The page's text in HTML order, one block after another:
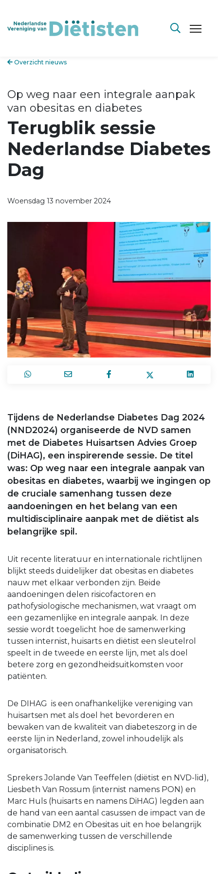
Overzicht nieuws
Op weg naar een integrale aanpak
van obesitas en diabetes
Terugblik sessie
Nederlandse Diabetes
Dag
Woensdag 13 november 2024
Tijdens de Nederlandse Diabetes Dag 2024
(NND2024) organiseerde de NVD samen
met de Diabetes Huisartsen Advies Groep
(DiHAG), een inspirerende sessie. De titel
was: Op weg naar een integrale aanpak van
obesitas en diabetes, waarbij we ingingen op
de cruciale samenhang tussen deze
aandoeningen en het belang van een
multidisciplinaire aanpak met de diëtist als
belangrijke spil.
Uit recente literatuur en internationale richtlijnen
blijkt steeds duidelijker dat obesitas en diabetes
nauw met elkaar verbonden zijn. Beide
aandoeningen delen risicofactoren en
pathofysiologische mechanismen, wat vraagt om
een gezamenlijke en integrale aanpak. In deze
sessie wordt toegelicht hoe de samenwerking
tussen internist, huisarts en diëtist een sleutelrol
speelt in de tweede en eerste lijn, met als doel
betere zorg en gezondheidsuitkomsten voor
patiënten.
De DIHAG is een onafhankelijke vereniging van
huisartsen met als doel het bevorderen en
bewaken van de kwaliteit van diabeteszorg in de
eerste lijn in Nederland, zowel inhoudelijk als
organisatorisch.
SprekersJolande Van Teeffelen (diëtist en NVD-lid),
Liesbeth Van Rossum (internist namens PON) en
Marc Huls (huisarts en namens DiHAG) legden aan
de hand van een aantal casussen de impact van de
combinatie DM2 en Obesitas uit en hoe belangrijk
de samenwerking tussen de verschillende
disciplines is.